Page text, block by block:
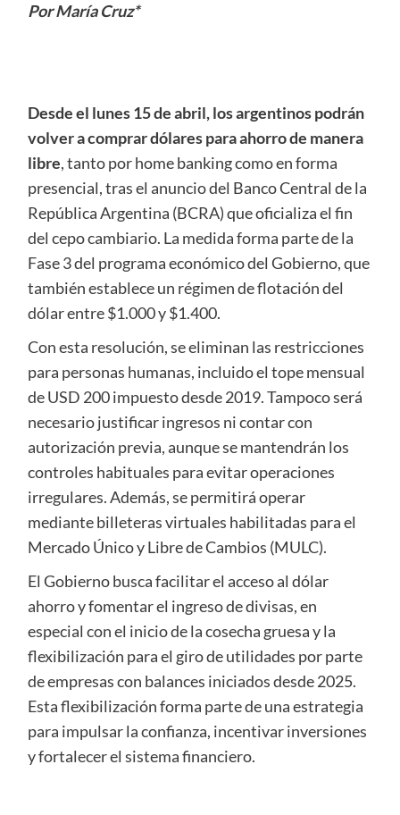
Por María Cruz*
Desde el lunes 15 de abril, los argentinos podrán
volver a comprar dólares para ahorro de manera
libre, tanto por home banking como en forma
presencial, tras el anuncio del Banco Central de la
República Argentina (BCRA) que oficializa el fin
del cepo cambiario. La medida forma parte de la
Fase 3 del programa económico del Gobierno, que
también establece un régimen de flotación del
dólar entre $1.000 y $1.400.
Con esta resolución, se eliminan las restricciones
para personas humanas, incluido el tope mensual
de USD 200 impuesto desde 2019. Tampoco será
necesario justificar ingresos ni contar con
autorización previa, aunque se mantendrán los
controles habituales para evitar operaciones
irregulares. Además, se permitirá operar
mediante billeteras virtuales habilitadas para el
Mercado Único y Libre de Cambios (MULC).
El Gobierno busca facilitar el acceso al dólar
ahorro y fomentar el ingreso de divisas, en
especial con el inicio de la cosecha gruesa y la
flexibilización para el giro de utilidades por parte
de empresas con balances iniciados desde 2025.
Esta flexibilización forma parte de una estrategia
para impulsar la confianza, incentivar inversiones
y fortalecer el sistema financiero.